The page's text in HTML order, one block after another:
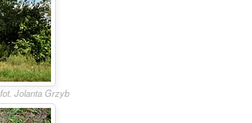
fot. Jolanta Grzyb